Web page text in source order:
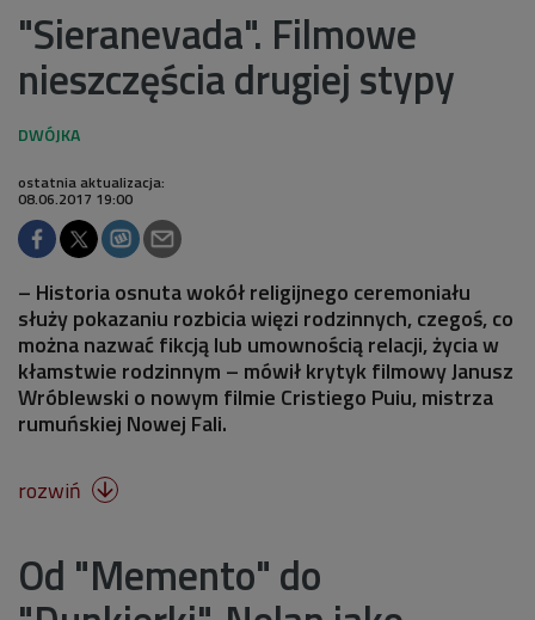
"Sieranevada". Filmowe
nieszczęścia drugiej stypy
ostatnia aktualizacja:
08.06.2017 19:00
– Historia osnuta wokół religijnego ceremoniału
służy pokazaniu rozbicia więzi rodzinnych, czegoś, co
można nazwać fikcją lub umownością relacji, życia w
kłamstwie rodzinnym – mówił krytyk filmowy Janusz
Wróblewski o nowym filmie Cristiego Puiu, mistrza
rumuńskiej Nowej Fali.
rozwiń 
Od "Memento" do